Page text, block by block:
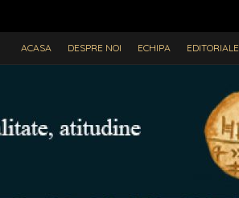
ACASA DESPRE NOI ECHIPA EDITORIALE